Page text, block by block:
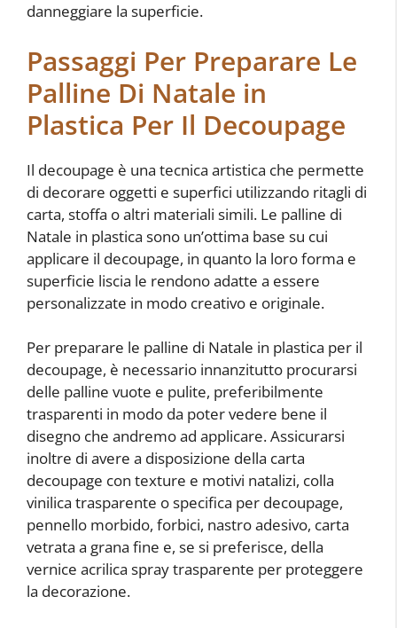
danneggiare la superficie.
Passaggi Per Preparare Le
Palline Di Natale in
Plastica Per Il Decoupage
Il decoupage è una tecnica artistica che permette
di decorare oggetti e superfici utilizzando ritagli di
carta, stoffa o altri materiali simili. Le palline di
Natale in plastica sono un’ottima base su cui
applicare il decoupage, in quanto la loro forma e
superficie liscia le rendono adatte a essere
personalizzate in modo creativo e originale.
Per preparare le palline di Natale in plastica per il
decoupage, è necessario innanzitutto procurarsi
delle palline vuote e pulite, preferibilmente
trasparenti in modo da poter vedere bene il
disegno che andremo ad applicare. Assicurarsi
inoltre di avere a disposizione della carta
decoupage con texture e motivi natalizi, colla
vinilica trasparente o specifica per decoupage,
pennello morbido, forbici, nastro adesivo, carta
vetrata a grana fine e, se si preferisce, della
vernice acrilica spray trasparente per proteggere
la decorazione.